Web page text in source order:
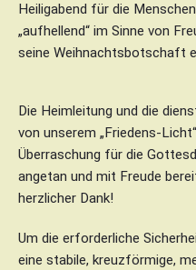
Heiligabend für die
„aufhellend“ im Sinne von
seine Weihnachtsbotschaft
Die Heimleitung und die
von unserem „Friedens-
Überraschung für die
angetan und mit Freude
herzlicher Dank!
Um die erforderliche
eine stabile, kreuzförmige,